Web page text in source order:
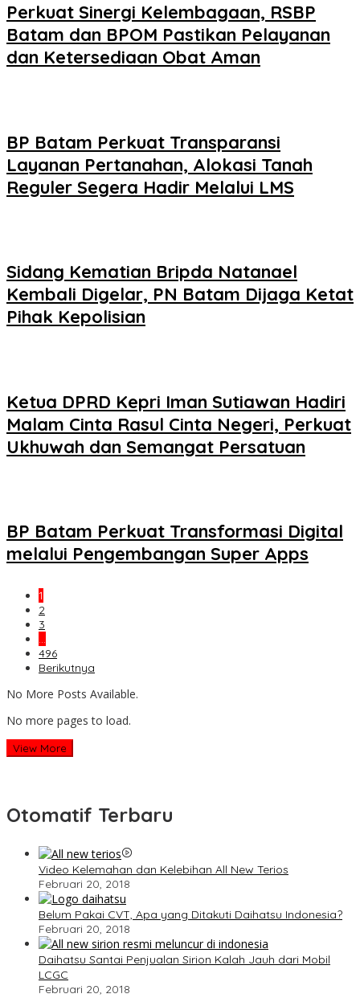
Perkuat Sinergi Kelembagaan, RSBP
Batam dan BPOM Pastikan Pelayanan
dan Ketersediaan Obat Aman
BP Batam Perkuat Transparansi
Layanan Pertanahan, Alokasi Tanah
Reguler Segera Hadir Melalui LMS
Sidang Kematian Bripda Natanael
Kembali Digelar, PN Batam Dijaga Ketat
Pihak Kepolisian
Ketua DPRD Kepri Iman Sutiawan Hadiri
Malam Cinta Rasul Cinta Negeri, Perkuat
Ukhuwah dan Semangat Persatuan
BP Batam Perkuat Transformasi Digital
melalui Pengembangan Super Apps
1
2
3
…
496
Berikutnya
No More Posts Available.
No more pages to load.
View More
Otomatif Terbaru
Video Kelemahan dan Kelebihan All New Terios
Februari 20, 2018
Belum Pakai CVT, Apa yang Ditakuti Daihatsu Indonesia?
Februari 20, 2018
Daihatsu Santai Penjualan Sirion Kalah Jauh dari Mobil
LCGC
Februari 20, 2018